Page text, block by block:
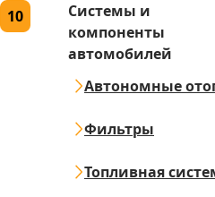
10
Системы и
компоненты
автомобилей
Автономные
Фильтры
Топливная